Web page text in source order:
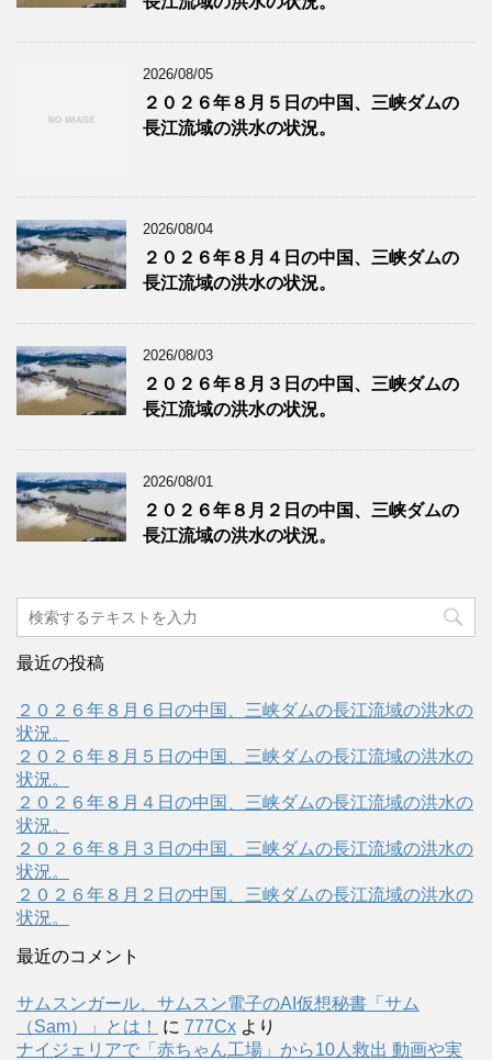
2026/08/05
２０２６年８月５日の中国、三峡ダムの
長江流域の洪水の状況。
2026/08/04
２０２６年８月４日の中国、三峡ダムの
長江流域の洪水の状況。
2026/08/03
２０２６年８月３日の中国、三峡ダムの
長江流域の洪水の状況。
2026/08/01
２０２６年８月２日の中国、三峡ダムの
長江流域の洪水の状況。
最近の投稿
２０２６年８月６日の中国、三峡ダムの長江流域の洪水の
状況。
２０２６年８月５日の中国、三峡ダムの長江流域の洪水の
状況。
２０２６年８月４日の中国、三峡ダムの長江流域の洪水の
状況。
２０２６年８月３日の中国、三峡ダムの長江流域の洪水の
状況。
２０２６年８月２日の中国、三峡ダムの長江流域の洪水の
状況。
最近のコメント
サムスンガール、サムスン電子のAI仮想秘書「サム
（Sam）」とは！
に 777Cx より
ナイジェリアで「赤ちゃん工場」から10人救出 動画や実